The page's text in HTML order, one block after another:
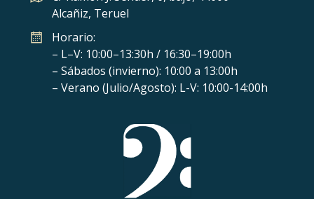
Alcañiz, Teruel
Horario:
– L–V: 10:00–13:30h / 16:30–19:00h
– Sábados (invierno): 10:00 a 13:00h
– Verano (Julio/Agosto): L-V: 10:00-14:00h